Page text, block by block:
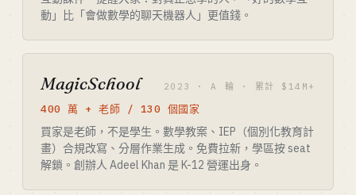
動」比「會做數學的聊天機器人」更值錢。
MagicSchool 2023 · A 輪 · 累計 $14M+
400 萬 + 老師 / 130 個國家
買家是老師，不是學生。數學教案、IEP（個別化教育計
畫）合規改寫、分層作業生成。免費拉新，學區按 seat
解鎖。創辦人 Adeel Khan 是 K-12 營運出身。